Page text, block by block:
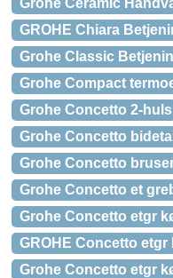
Grohe Ceramic
GROHE Chiara
Grohe Classic
Grohe Compact
Grohe Concetto 2-
Grohe Concetto
Grohe Concetto
Grohe Concetto et
Grohe Concetto etgr
GROHE Concetto
Grohe Concetto etgr